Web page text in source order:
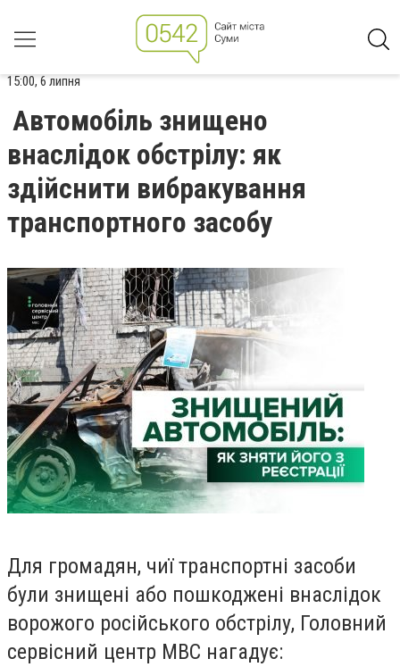
15:00, 6 липня
Автомобіль знищено
внаслідок обстрілу: як
здійснити вибракування
транспортного засобу
Для громадян, чиї транспортні засоби
були знищені або пошкоджені внаслідок
ворожого російського обстрілу, Головний
сервісний центр МВС нагадує: